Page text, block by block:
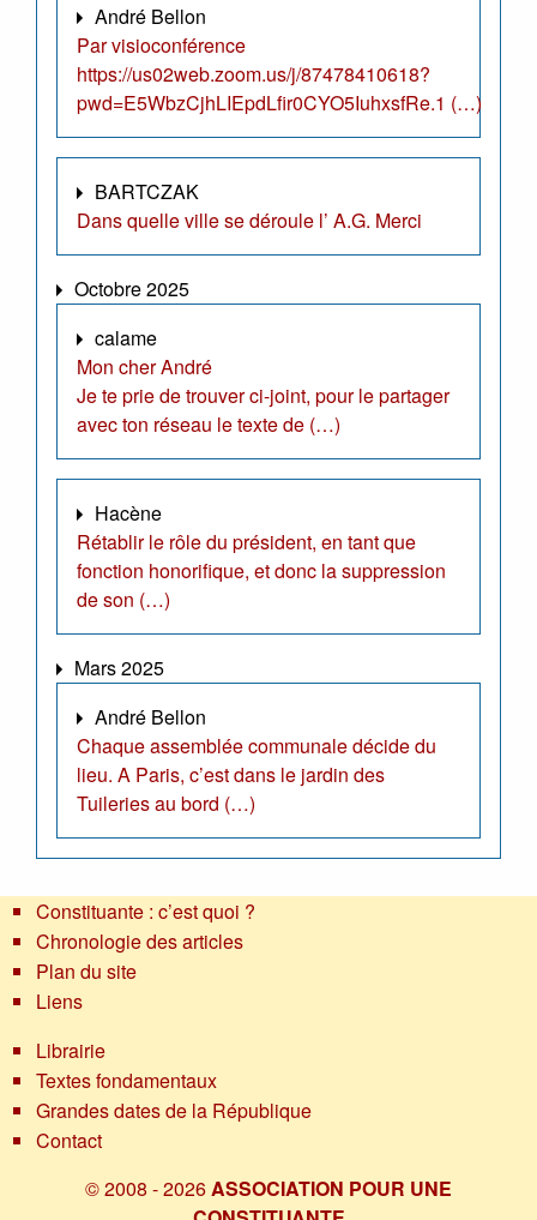
André Bellon
Par visioconférence
https://us02web.zoom.us/j/87478410618?
pwd=E5WbzCjhLIEpdLfir0CYO5IuhxsfRe.1 (…)
BARTCZAK
Dans quelle ville se déroule l’ A.G. Merci
Octobre 2025
calame
Mon cher André
Je te prie de trouver ci-joint, pour le partager
avec ton réseau le texte de (…)
Hacène
Rétablir le rôle du président, en tant que
fonction honorifique, et donc la suppression
de son (…)
Mars 2025
André Bellon
Chaque assemblée communale décide du
lieu. A Paris, c’est dans le jardin des
Tuileries au bord (…)
Constituante : c’est quoi ?
Chronologie des articles
Plan du site
Liens
Librairie
Textes fondamentaux
Grandes dates de la République
Contact
© 2008 - 2026ASSOCIATION POUR UNE